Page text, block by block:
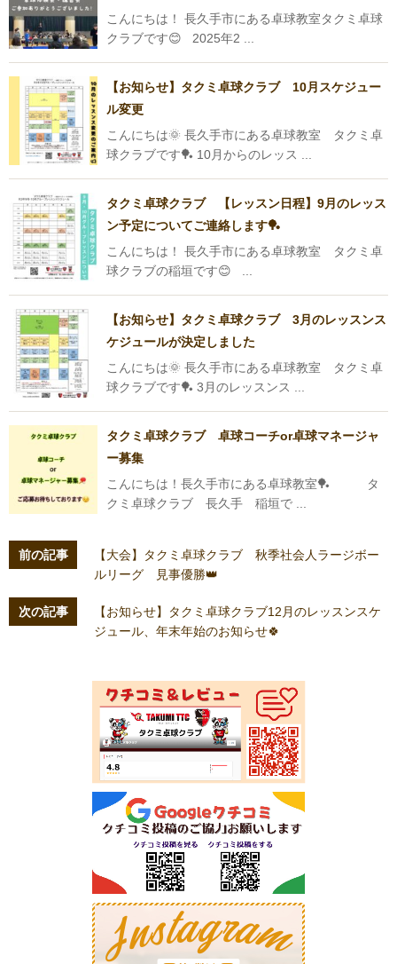
こんにちは！ 長久手市にある卓球教室タクミ卓球
クラブです😊 2025年2 ...
【お知らせ】タクミ卓球クラブ 10月スケジュー
ル変更
こんにちは🌞 長久手市にある卓球教室 タクミ卓
球クラブです🏓 10月からのレッス ...
タクミ卓球クラブ 【レッスン日程】9月のレッス
ン予定についてご連絡します🏓
こんにちは！ 長久手市にある卓球教室 タクミ卓
球クラブの稲垣です😊 ...
【お知らせ】タクミ卓球クラブ 3月のレッスンス
ケジュールが決定しました
こんにちは🌞 長久手市にある卓球教室 タクミ卓
球クラブです🏓 3月のレッスンス ...
タクミ卓球クラブ 卓球コーチor卓球マネージャ
ー募集
こんにちは！長久手市にある卓球教室🏓 タ
クミ卓球クラブ 長久手 稲垣で ...
前の記事
【大会】タクミ卓球クラブ 秋季社会人ラージボー
ルリーグ 見事優勝👑
次の記事
【お知らせ】タクミ卓球クラブ12月のレッスンスケ
ジュール、年末年始のお知らせ🍀